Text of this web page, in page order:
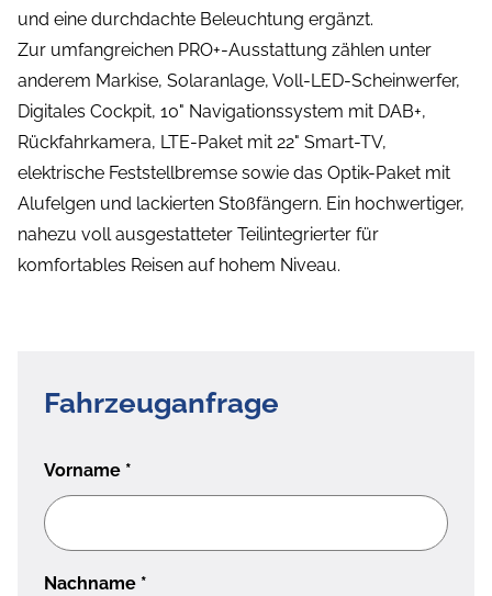
und eine durchdachte Beleuchtung ergänzt.
Zur umfangreichen PRO+-Ausstattung zählen unter
anderem Markise, Solaranlage, Voll-LED-Scheinwerfer,
Digitales Cockpit, 10" Navigationssystem mit DAB+,
Rückfahrkamera, LTE-Paket mit 22" Smart-TV,
elektrische Feststellbremse sowie das Optik-Paket mit
Alufelgen und lackierten Stoßfängern. Ein hochwertiger,
nahezu voll ausgestatteter Teilintegrierter für
komfortables Reisen auf hohem Niveau.
Fahrzeuganfrage
Vorname *
Nachname *